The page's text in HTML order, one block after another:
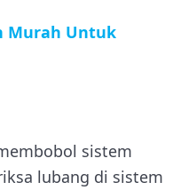
Murah Untuk
sistem
lubang di sistem